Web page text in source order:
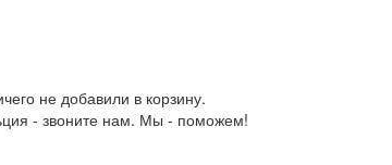
не добавили в корзину.
- звоните нам. Мы - поможем!